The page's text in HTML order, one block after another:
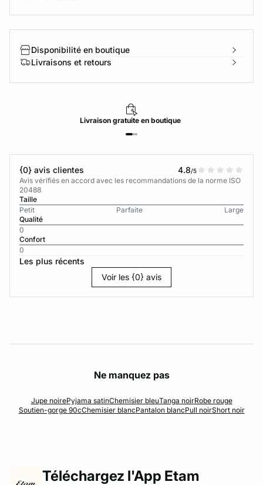
Disponibilité en boutique
Livraisons et retours
Livraisongratuiteen boutique
{0} avis clientes 4.8/5
Avis vérifiés en accord avec les recommandations de la norme ISO
20488
Taille
Petit
Parfaite
Large
Qualité
0
Confort
0
Les plus récents
Voir les {0} avis
Ne manquez pas
Jupe noirePyjama satinChemisier bleuTanga noirRobe rouge
Soutien-gorge 90cChemisier blancPantalon blancPull noirShort noir
Téléchargez l'App Etam